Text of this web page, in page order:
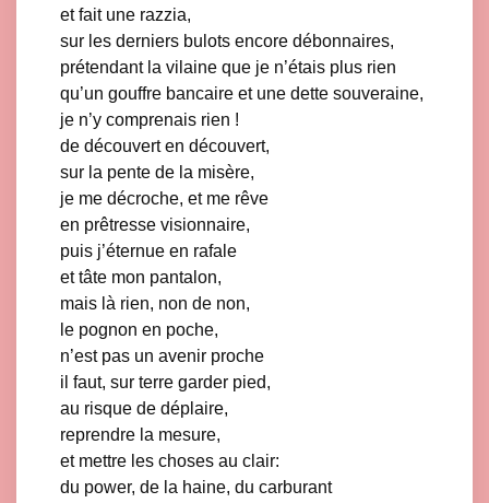
et fait une razzia,
sur les derniers bulots encore débonnaires,
prétendant la vilaine que je n’étais plus rien
qu’un gouffre bancaire et une dette souveraine,
je n’y comprenais rien !
de découvert en découvert,
sur la pente de la misère,
je me décroche, et me rêve
en prêtresse visionnaire,
puis j’éternue en rafale
et tâte mon pantalon,
mais là rien, non de non,
le pognon en poche,
n’est pas un avenir proche
il faut, sur terre garder pied,
au risque de déplaire,
reprendre la mesure,
et mettre les choses au clair:
du power, de la haine, du carburant